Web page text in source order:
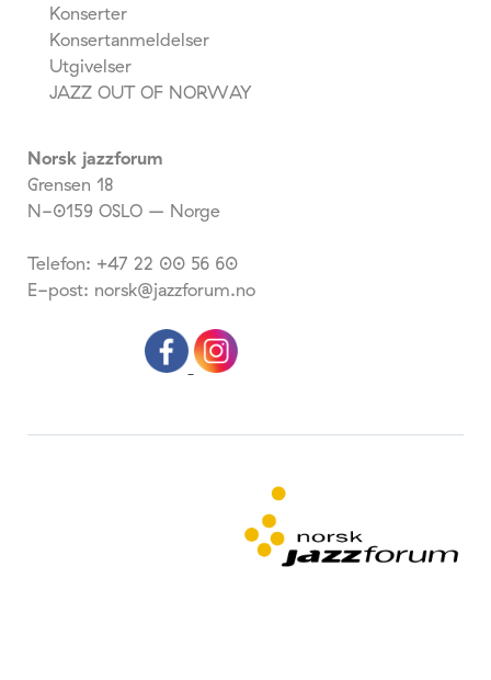
Konserter
Konsertanmeldelser
Utgivelser
JAZZ OUT OF NORWAY
Norsk jazzforum
Grensen 18
N-0159 OSLO – Norge
Telefon: +47 22 00 56 60
E-post: norsk@jazzforum.no